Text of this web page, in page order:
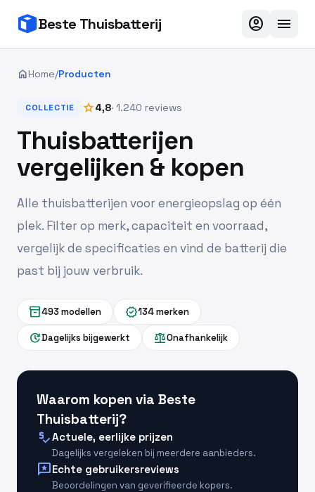
Beste Thuisbatterij account_circle menu
homeHome/Producten
COLLECTIE star4,8· 1.240 reviews
Thuisbatterijen
vergelijken & kopen
Alle thuisbatterijen voor energieopslag op één
plek. Filter op merk, capaciteit en voorraad,
vergelijk de specificaties en vind de batterij die
past bij jouw verbruik.
inventory_2493 modellen verified134 merken
updateDagelijks bijgewerkt balanceOnafhankelijk
Waarom kopen via Beste
Thuisbatterij?
price_checkActuele, eerlijke prijzen
Dagelijks vergeleken bij meerdere aanbieders.
reviewsEchte gebruikersreviews
Beoordelingen van geverifieerde kopers.